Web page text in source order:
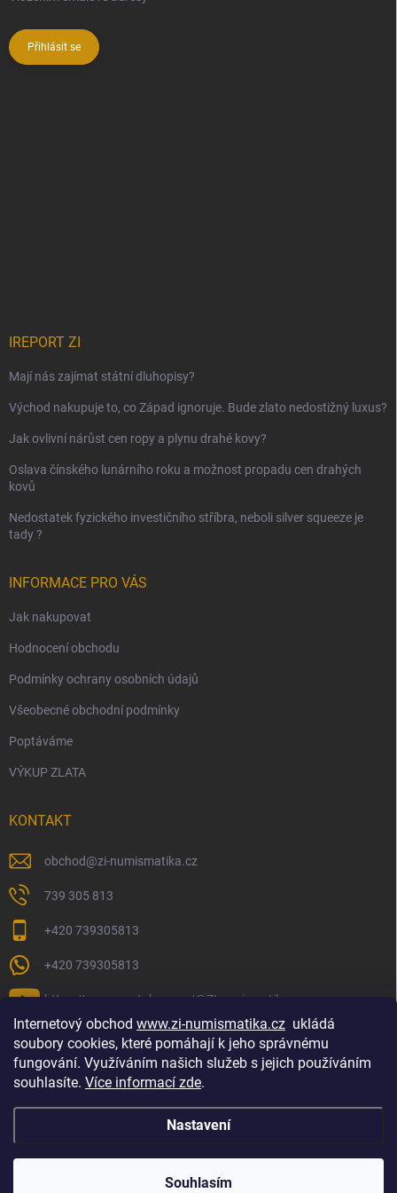
Internetový obchod www.zi-numismatika.cz ukládá
soubory cookies, které pomáhají k jeho správnému
fungování. Využíváním našich služeb s jejich používáním
souhlasíte. Více informací zde.
Nastavení
Souhlasím
Přihlásit se
IREPORT ZI
Mají nás zajímat státní dluhopisy?
Východ nakupuje to, co Západ ignoruje. Bude zlato nedostižný luxus?
Jak ovlivní nárůst cen ropy a plynu drahé kovy?
Oslava čínského lunárního roku a možnost propadu cen drahých
kovů
Nedostatek fyzického investičního stříbra, neboli silver squeeze je
tady ?
INFORMACE PRO VÁS
Jak nakupovat
Hodnocení obchodu
Podmínky ochrany osobních údajů
Všeobecné obchodní podmínky
Poptáváme
VÝKUP ZLATA
KONTAKT
obchod@zi-numismatika.cz
739 305 813
+420 739305813
+420 739305813
https://www.youtube.com/@ZInumismatika
Zlaté investování Golf shop Golfstart Houby a bylinky
ZI-NUMISMATIKA . Všechna práva vyhrazena.